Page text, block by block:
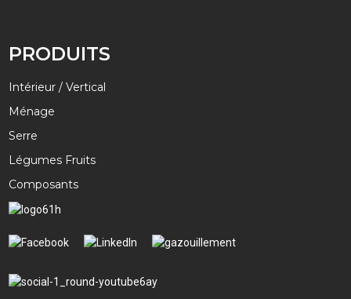
PRODUITS
Intérieur / Vertical
Ménage
Serre
Légumes Fruits
Composants